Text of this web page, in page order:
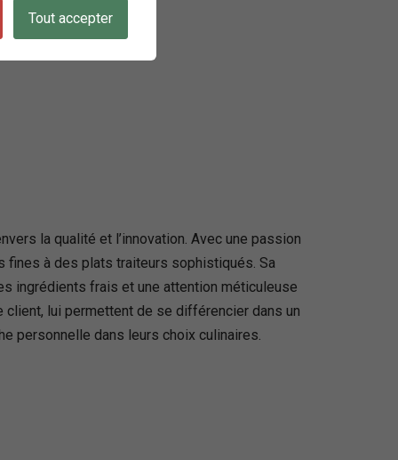
la qualité et l’innovation. Avec une passion
à des plats traiteurs sophistiqués. Sa
ingrédients frais et une attention méticuleuse
client, lui permettent de se différencier dans un
personnelle dans leurs choix culinaires.
Tout accepter